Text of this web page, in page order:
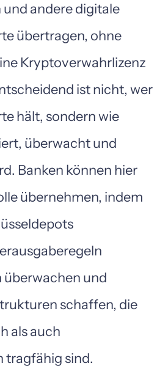
und andere
übertragen,
ist nicht,
hält, sondern
überwacht
Banken können
übernehmen,
überwachen
schaffen,
als
tragfähig sind.